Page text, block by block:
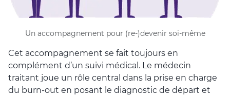
Un accompagnement pour (re-)devenir soi-même
Cet accompagnement se fait toujours en
complément d’un suivi médical. Le médecin
traitant joue un rôle central dans la prise en charge
du burn-out en posant le diagnostic de départ et